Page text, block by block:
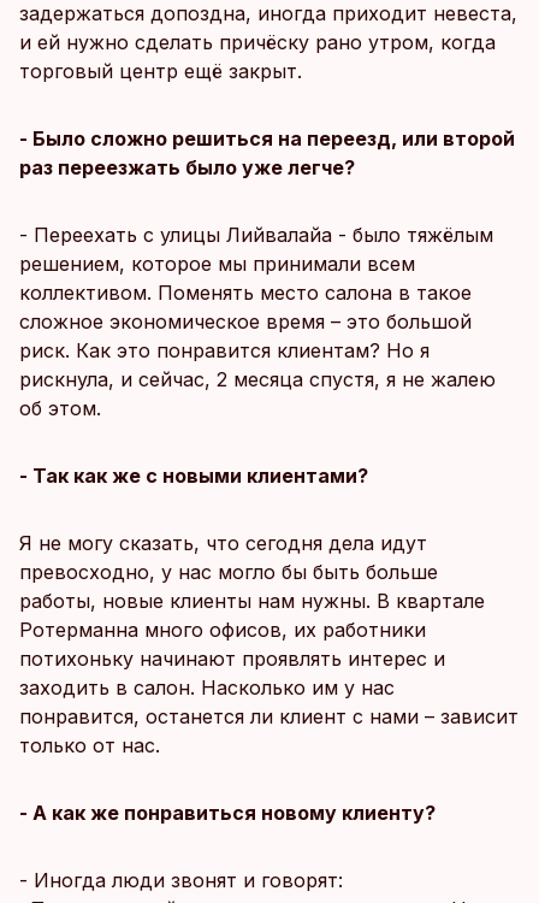
задержаться допоздна, иногда приходит невеста,
и ей нужно сделать причёску рано утром, когда
торговый центр ещё закрыт.
- Было сложно решиться на переезд, или второй
раз переезжать было уже легче?
- Переехать с улицы Лийвалайа - было тяжёлым
решением, которое мы принимали всем
коллективом. Поменять место салона в такое
сложное экономическое время – это большой
риск. Как это понравится клиентам? Но я
рискнула, и сейчас, 2 месяца спустя, я не жалею
об этом.
- Так как же с новыми клиентами?
Я не могу сказать, что сегодня дела идут
превосходно, у нас могло бы быть больше
работы, новые клиенты нам нужны. В квартале
Ротерманна много офисов, их работники
потихоньку начинают проявлять интерес и
заходить в салон. Насколько им у нас
понравится, останется ли клиент с нами – зависит
только от нас.
- А как же понравиться новому клиенту?
- Иногда люди звонят и говорят: